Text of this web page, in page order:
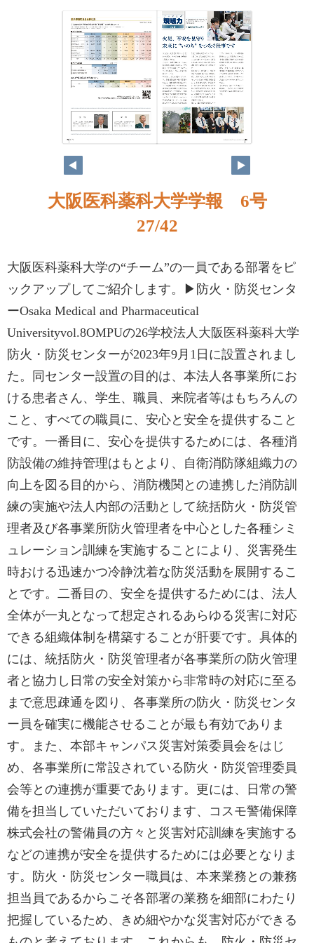
大阪医科薬科大学学報 6号
27/42
大阪医科薬科大学の“チーム”の一員である部署をピ
ックアップしてご紹介します。▶防火・防災センタ
ーOsaka Medical and Pharmaceutical
Universityvol.8OMPUの26学校法人大阪医科薬科大学
防火・防災センターが2023年9月1日に設置されまし
た。同センター設置の目的は、本法人各事業所にお
ける患者さん、学生、職員、来院者等はもちろんの
こと、すべての職員に、安心と安全を提供すること
です。一番目に、安心を提供するためには、各種消
防設備の維持管理はもとより、自衛消防隊組織力の
向上を図る目的から、消防機関との連携した消防訓
練の実施や法人内部の活動として統括防火・防災管
理者及び各事業所防火管理者を中心とした各種シミ
ュレーション訓練を実施することにより、災害発生
時おける迅速かつ冷静沈着な防災活動を展開するこ
とです。二番目の、安全を提供するためには、法人
全体が一丸となって想定されるあらゆる災害に対応
できる組織体制を構築することが肝要です。具体的
には、統括防火・防災管理者が各事業所の防火管理
者と協力し日常の安全対策から非常時の対応に至る
まで意思疎通を図り、各事業所の防火・防災センタ
ー員を確実に機能させることが最も有効でありま
す。また、本部キャンパス災害対策委員会をはじ
め、各事業所に常設されている防火・防災管理委員
会等との連携が重要であります。更には、日常の警
備を担当していただいております、コスモ警備保障
株式会社の警備員の方々と災害対応訓練を実施する
などの連携が安全を提供するためには必要となりま
す。防火・防災センター職員は、本来業務との兼務
担当員であるからこそ各部署の業務を細部にわたり
把握しているため、きめ細やかな災害対応ができる